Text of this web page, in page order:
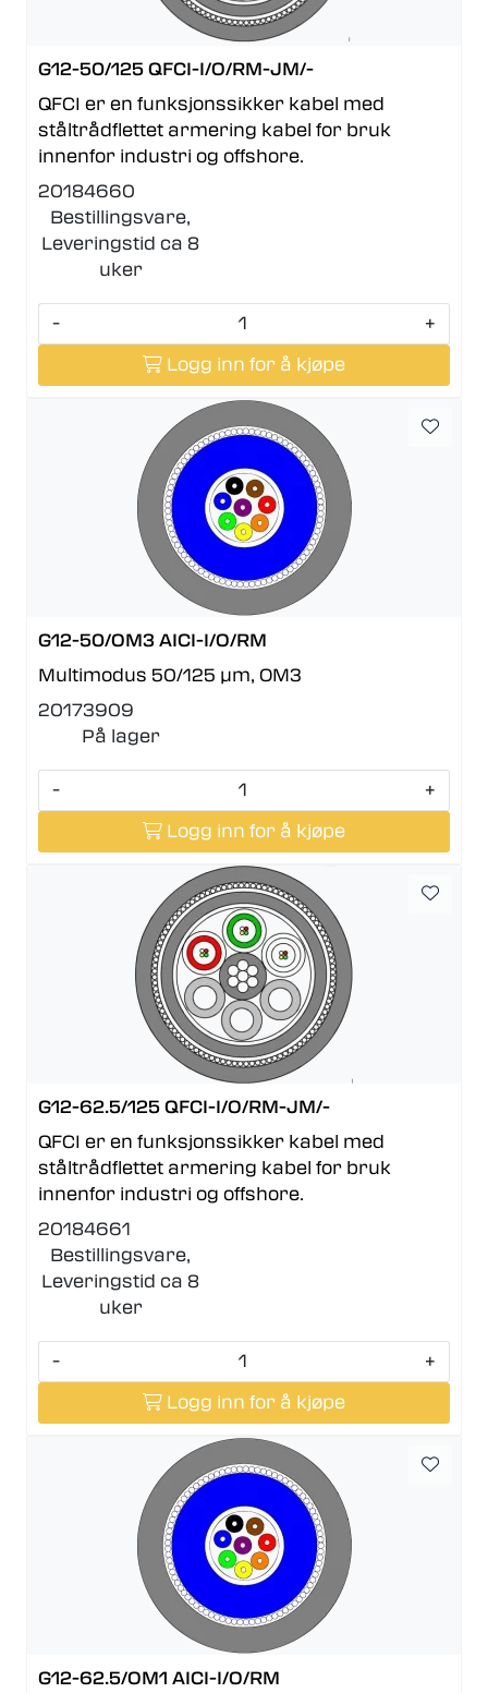
G12-50/125 QFCI-I/O/RM-JM/-
QFCI er en funksjonssikker kabel med
ståltrådflettet armering kabel for bruk
innenfor industri og offshore.
20184660
Bestillingsvare,
Leveringstid ca 8
uker
-
+
Logg inn for å kjøpe
G12-50/OM3 AICI-I/O/RM
Multimodus 50/125 µm, OM3
20173909
På lager
-
+
Logg inn for å kjøpe
G12-62.5/125 QFCI-I/O/RM-JM/-
QFCI er en funksjonssikker kabel med
ståltrådflettet armering kabel for bruk
innenfor industri og offshore.
20184661
Bestillingsvare,
Leveringstid ca 8
uker
-
+
Logg inn for å kjøpe
G12-62.5/OM1 AICI-I/O/RM